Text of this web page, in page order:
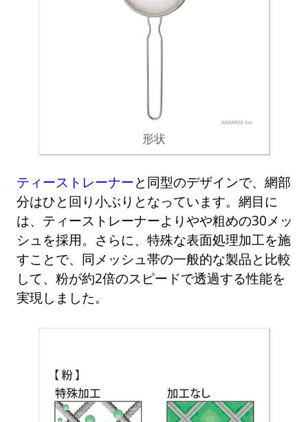
形状
ティーストレーナーと同型のデザインで、網部
分はひと回り小ぶりとなっています。網目に
は、ティーストレーナーよりやや粗めの30メッ
シュを採用。さらに、特殊な表面処理加工を施
すことで、同メッシュ帯の一般的な製品と比較
して、粉が約2倍のスピードで透過する性能を
実現しました。